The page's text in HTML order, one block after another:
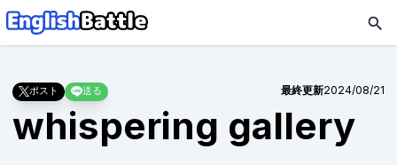
ポスト 送る 最終更新2024/08/21
whispering gallery